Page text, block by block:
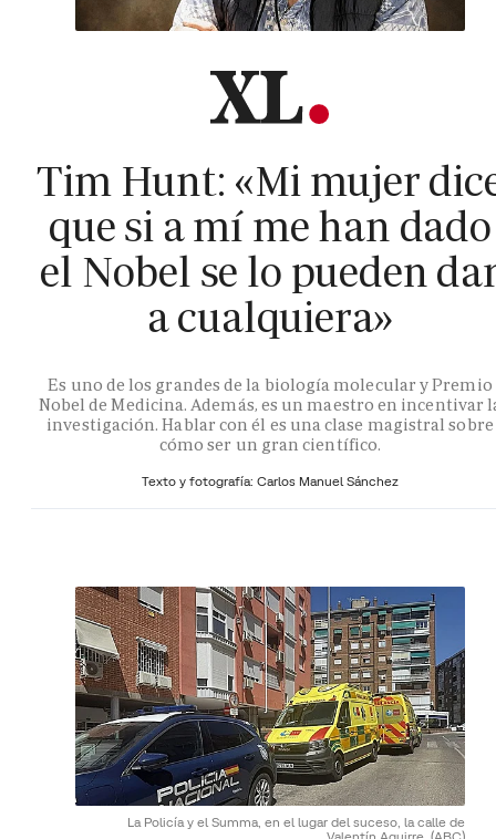
Tim Hunt: «Mi mujer
que si a mí me han dado
el Nobel se lo pueden
a cualquiera»
Es uno de los grandes de la biología molecular y Premio
Nobel de Medicina. Además, es un maestro en incentivar
investigación. Hablar con él es una clase magistral sobre
cómo ser un gran científico.
Texto y fotografía: Carlos Manuel Sánchez
La Policía y el Summa, en el lugar del suceso, la calle de